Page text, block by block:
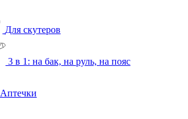
Для скутеров
3 в 1: на бак, на руль, на пояс
Аптечки